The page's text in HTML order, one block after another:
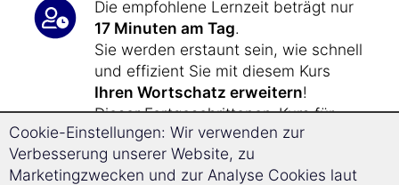
Die empfohlene Lernzeit beträgt nur
17 Minuten am Tag.
Sie werden erstaunt sein, wie schnell
und effizient Sie mit diesem Kurs
Ihren Wortschatz erweitern!
Dieser Fortgeschrittenen-Kurs für
Französischlehrt Sie über 1.800
neue Vokabeln.
Cookie-Einstellungen: Wir verwenden zur
Verbesserung unserer Website, zu
Marketingzwecken und zur Analyse Cookies laut